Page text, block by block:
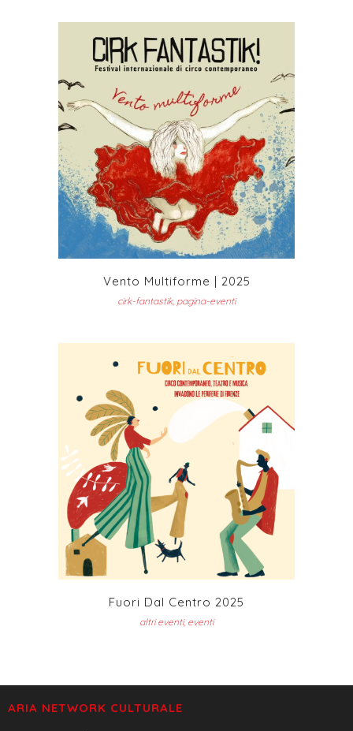
Vento Multiforme | 2025
cirk-fantastik, pagina-eventi
Fuori Dal Centro 2025
altri eventi, eventi
ARIA NETWORK CULTURALE